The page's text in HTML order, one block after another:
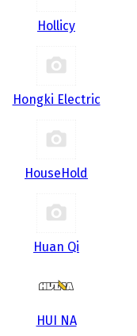
Hollicy
Hongki Electric
HouseHold
Huan Qi
HUI NA